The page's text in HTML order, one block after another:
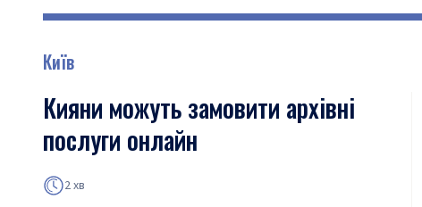
Київ
Кияни можуть замовити архівні
послуги онлайн
2 хв